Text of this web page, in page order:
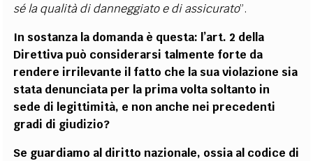
sé la qualità di danneggiato e di assicurato”.
In sostanza la domanda è questa: l’art. 2 della
Direttiva può considerarsi talmente forte da
rendere irrilevante il fatto che la sua violazione sia
stata denunciata per la prima volta soltanto in
sede di legittimità, e non anche nei precedenti
gradi di giudizio?
Se guardiamo al diritto nazionale, ossia al codice di